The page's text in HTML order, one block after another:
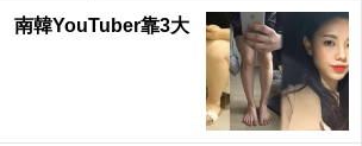
南韓YouTuber靠3大